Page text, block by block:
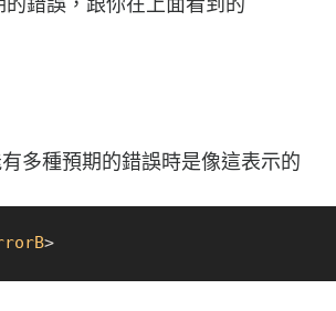
多種預期的錯誤時是像這表示的
>